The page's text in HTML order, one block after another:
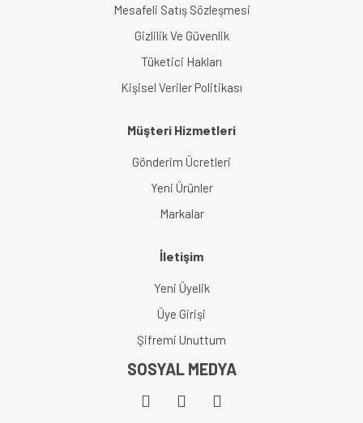
Mesafeli Satış Sözleşmesi
Gizlilik Ve Güvenlik
Tüketici Hakları
Kişisel Veriler Politikası
Müşteri Hizmetleri
Gönderim Ücretleri
Yeni Ürünler
Markalar
İletişim
Yeni Üyelik
Üye Girişi
Şifremi Unuttum
SOSYAL MEDYA